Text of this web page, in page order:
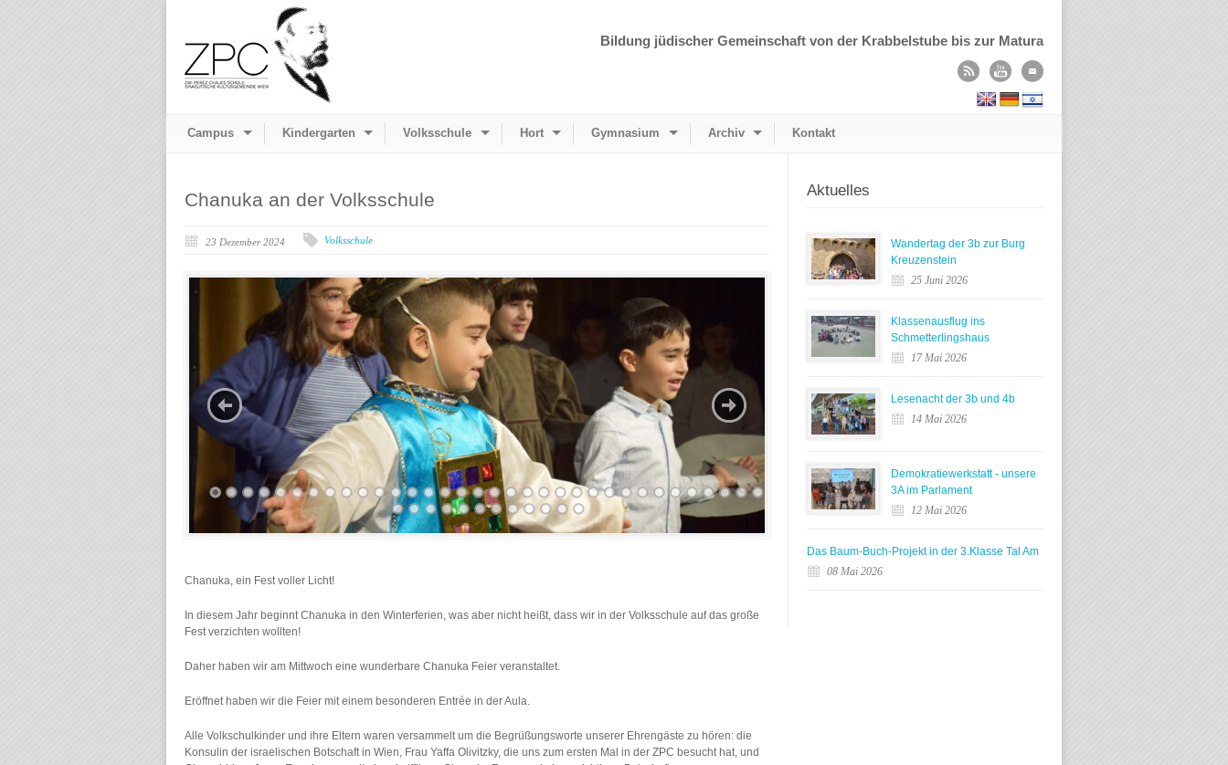
Bildung jüdischer Gemeinschaft von der Krabbelstube bis zur Matura
Campus Kindergarten Volksschule Hort Gymnasium Archiv Kontakt
Chanuka an der Volksschule
23 Dezember 2024 Volksschule
Chanuka, ein Fest voller Licht!
In diesem Jahr beginnt Chanuka in den Winterferien, was aber nicht heißt, dass wir in der Volksschule auf das große
Fest verzichten wollten!
Daher haben wir am Mittwoch eine wunderbare Chanuka Feier veranstaltet.
Eröffnet haben wir die Feier mit einem besonderen Entrée in der Aula.
Alle Volkschulkinder und ihre Eltern waren versammelt um die Begrüßungsworte unserer Ehrengäste zu hören: die
Konsulin der israelischen Botschaft in Wien, Frau Yaffa Olivitzky, die uns zum ersten Mal in der ZPC besucht hat, und
Aktuelles
Wandertag der 3b zur Burg
Kreuzenstein
25 Juni 2026
Klassenausflug ins
Schmetterlingshaus
17 Mai 2026
Lesenacht der 3b und 4b
14 Mai 2026
Demokratiewerkstatt - unsere
3A im Parlament
12 Mai 2026
Das Baum-Buch-Projekt in der 3.Klasse Tal Am
08 Mai 2026